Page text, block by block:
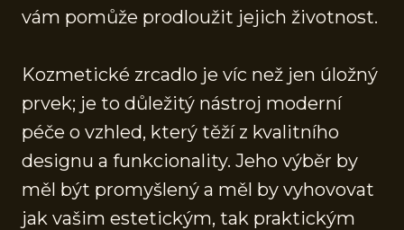
vám pomůže prodloužit jejich životnost.
Kozmetické zrcadlo je víc než jen úložný
prvek; je to důležitý nástroj moderní
péče o vzhled, který těží z kvalitního
designu a funkcionality. Jeho výběr by
měl být promyšlený a měl by vyhovovat
jak vašim estetickým, tak praktickým